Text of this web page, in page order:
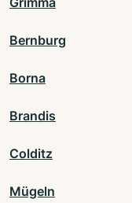
Bernburg
Borna
Brandis
Colditz
Mügeln